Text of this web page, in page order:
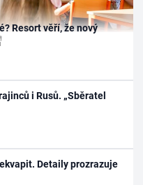
Resort věří, že nový
i Rusů. „Sběratel
Detaily prozrazuje